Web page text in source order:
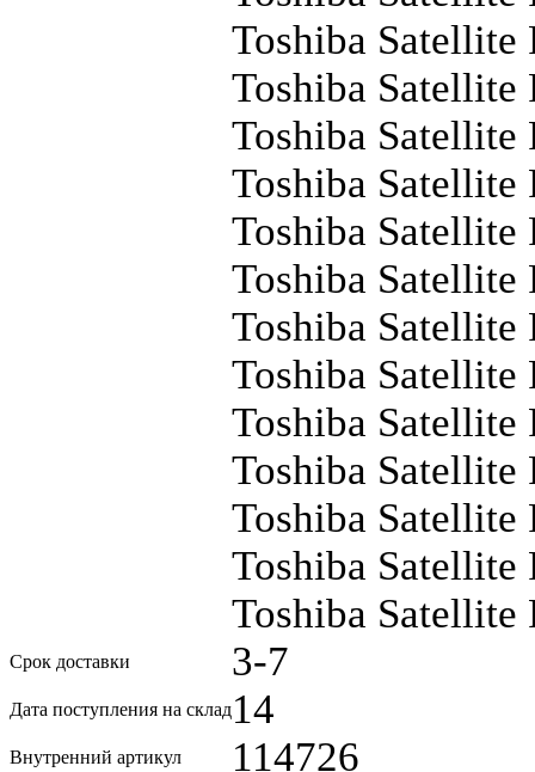
Toshiba Satellite
Toshiba Satellite
Toshiba Satellite
Toshiba Satellite
Toshiba Satellite
Toshiba Satellite
Toshiba Satellite
Toshiba Satellite
Toshiba Satellite
Toshiba Satellite
Toshiba Satellite
Toshiba Satellite
Toshiba Satellite
Срок доставки 3-7
Дата поступления на склад14
Внутренний артикул 114726